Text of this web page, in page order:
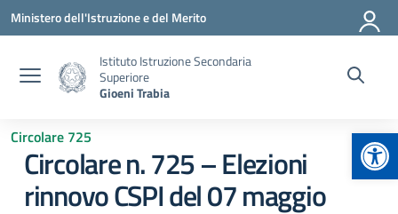
Vai ai contenuti
Vai al menu di navigazione
Vai al footer
Ministero dell'Istruzione e del Merito
Istituto Istruzione Secondaria
Superiore
Gioeni Trabia
Circolare 725
Circolare n. 725 – Elezioni
rinnovo CSPI del 07 maggio